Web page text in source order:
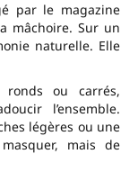
par le magazine
mâchoire. Sur un
naturelle. Elle
ou carrés,
l’ensemble.
légères ou une
mais de